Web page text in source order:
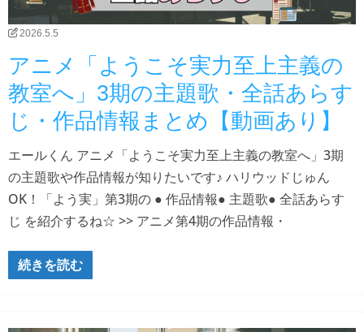
2026.5.5
アニメ「ようこそ実力至上主義の
教室へ」3期の主題歌・全話あらす
じ・作品情報まとめ【動画あり】
エールくん アニメ「ようこそ実力至上主義の教室へ」3期
の主題歌や作品情報が知りたいです♪ ハリウッドじゅん
OK！「よう実」第3期の ● 作品情報● 主題歌● 全話あらす
じ を紹介するね☆ >> アニメ第4期の作品情報・
続きを読む